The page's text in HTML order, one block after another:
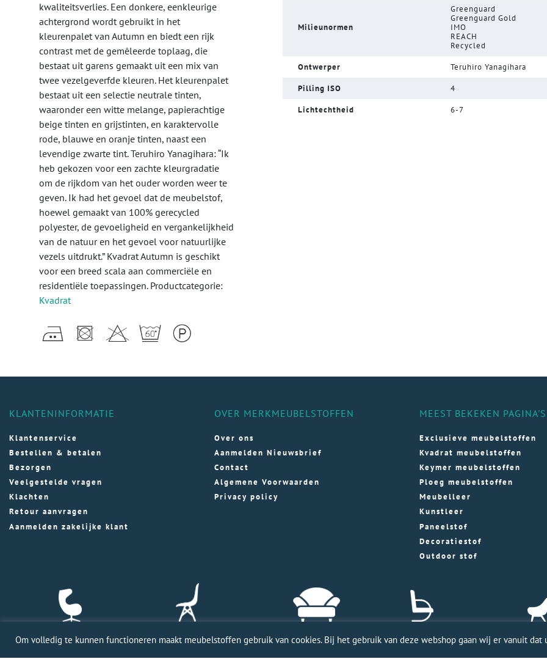
kwaliteitsverlies. Een donkere, eenkleurige
achtergrond wordt gebruikt in het
kleurenpalet van Autumn en biedt een rijk
contrast met de gemêleerde toplaag, die
bestaat uit garens gemaakt uit een mix van
twee vezelgeverfde kleuren. Het kleurenpalet
bestaat uit een selectie neutrale tinten,
waaronder een witte melange, papierachtige
beige tinten en grijstinten, en karaktervolle
rode, blauwe en oranje tinten, naast een
levendige zwarte tint. Teruhiro Yanagihara: “Ik
heb gekozen voor een zachte kleurgradatie
om de rijkdom van het ouder worden weer te
geven. Ik had het gevoel dat de meubelstof,
hoewel gemaakt van 100% gerecycled
polyester, de gevoeligheid en vergankelijkheid
van de natuur en het gevoel voor natuurlijke
vezels uitdrukt.” Kvadrat Autumn is geschikt
voor een breed scala aan commerciële en
residentiële toepassingen. Productcategorie:
Kvadrat
Milieunormen
Greenguard
Greenguard Gold
IMO
REACH
Recycled
Ontwerper Teruhiro Yanagihara
Pilling ISO 4
Lichtechtheid 6-7
KLANTENINFORMATIE
Klantenservice
Bestellen & betalen
Bezorgen
Veelgestelde vragen
Klachten
Retour aanvragen
Aanmelden zakelijke klant
OVER MERKMEUBELSTOFFEN
Over ons
Aanmelden Nieuwsbrief
Contact
Algemene Voorwaarden
Privacy policy
MEEST BEKEKEN PAGINA'S
Exclusieve meubelstoffen
Kvadrat meubelstoffen
Keymer meubelstoffen
Ploeg meubelstoffen
Meubelleer
Kunstleer
Paneelstof
Decoratiestof
Outdoor stof
Om volledig te kunnen functioneren maakt meubelstoffen gebruik van cookies. Bij het gebruik van deze webshop gaan wij er vanuit dat